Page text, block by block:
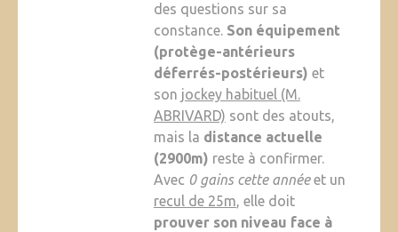
des questions sur sa
constance. Son équipement
(protège-antérieurs
déferrés-postérieurs) et
son jockey habituel (M.
ABRIVARD) sont des atouts,
mais la distance actuelle
(2900m) reste à confirmer.
Avec 0 gains cette annéeet un
recul de 25m, elle doit
prouver son niveau face à